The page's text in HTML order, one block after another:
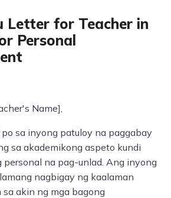
Letter for Teacher in
Personal
Name],
sa inyong patuloy na paggabay
sa akademikong aspeto kundi
personal na pag-unlad. Ang inyong
nagbigay ng kaalaman
akin ng mga bagong